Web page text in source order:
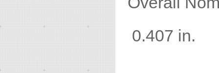
0.407 in.